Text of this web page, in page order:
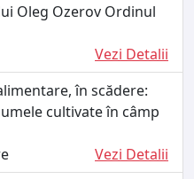
Oleg Ozerov Ordinul
Vezi Detalii
în scădere:
cultivate în câmp
Vezi Detalii